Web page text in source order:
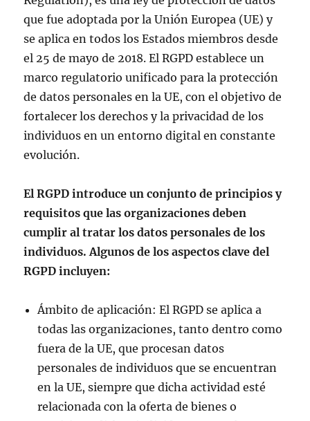
que fue adoptada por la Unión Europea (UE) y
se aplica en todos los Estados miembros desde
el 25 de mayo de 2018. El RGPD establece un
marco regulatorio unificado para la protección
de datos personales en la UE, con el objetivo de
fortalecer los derechos y la privacidad de los
individuos en un entorno digital en constante
evolución.
El RGPD introduce un conjunto de principios y
requisitos que las organizaciones deben
cumplir al tratar los datos personales de los
individuos. Algunos de los aspectos clave del
RGPD incluyen:
Ámbito de aplicación: El RGPD se aplica a
todas las organizaciones, tanto dentro como
fuera de la UE, que procesan datos
personales de individuos que se encuentran
en la UE, siempre que dicha actividad esté
relacionada con la oferta de bienes o